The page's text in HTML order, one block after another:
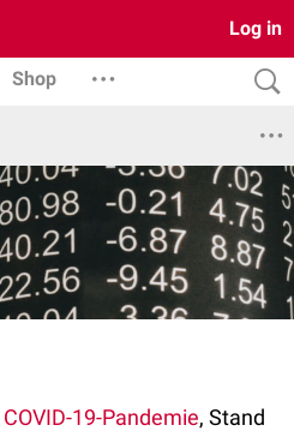
Log in
Shop
COVID-19-Pandemie, Stand